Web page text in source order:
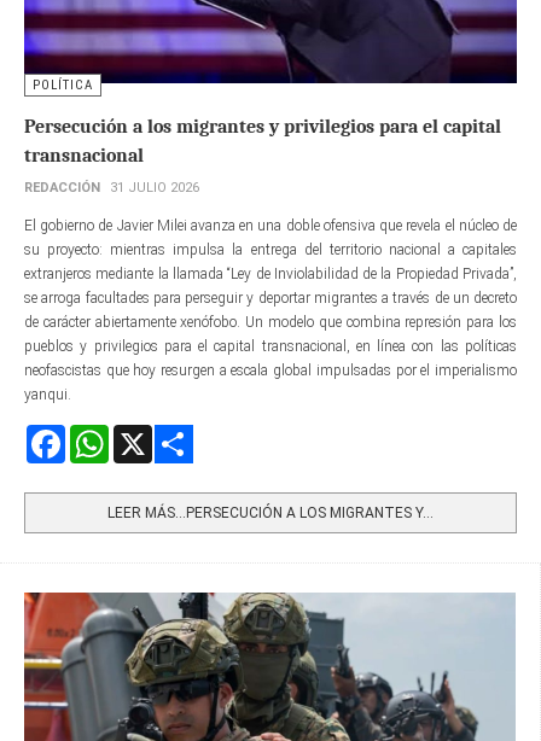
POLÍTICA
Persecución a los migrantes y privilegios para el capital
transnacional
REDACCIÓN 31 JULIO 2026
El gobierno de Javier Milei avanza en una doble ofensiva que revela el núcleo de
su proyecto: mientras impulsa la entrega del territorio nacional a capitales
extranjeros mediante la llamada “Ley de Inviolabilidad de la Propiedad Privada”,
se arroga facultades para perseguir y deportar migrantes a través de un decreto
de carácter abiertamente xenófobo. Un modelo que combina represión para los
pueblos y privilegios para el capital transnacional, en línea con las políticas
neofascistas que hoy resurgen a escala global impulsadas por el imperialismo
yanqui.
FacebookWhatsApp
LEER MÁS…PERSECUCIÓN A LOS MIGRANTES Y...